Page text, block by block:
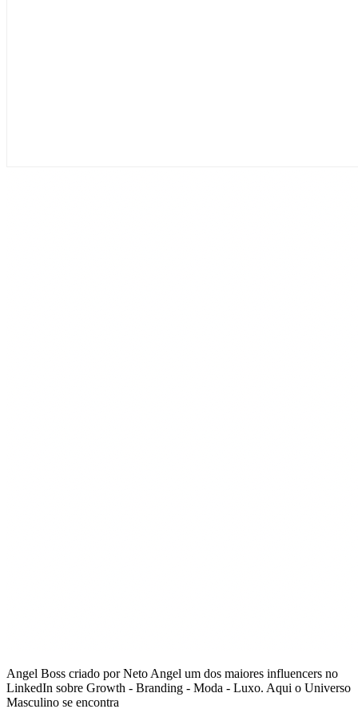
Angel Boss criado por Neto Angel um dos maiores influencers no
LinkedIn sobre Growth - Branding - Moda - Luxo. Aqui o Universo
Masculino se encontra